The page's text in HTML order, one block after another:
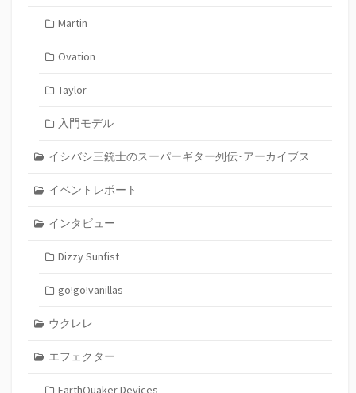
Martin
Ovation
Taylor
入門モデル
イシバシ三銃士のスーパーギター列伝･アーカイブス
イベントレポート
インタビュー
Dizzy Sunfist
go!go!vanillas
ウクレレ
エフェクター
EarthQuaker Devices